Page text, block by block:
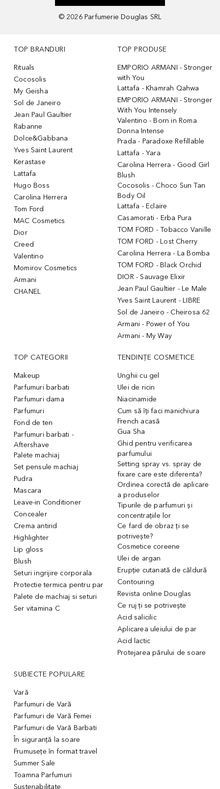
© 2026 Parfumerie Douglas SRL
TOP BRANDURI
Rituals
Cocosolis
My Geisha
Sol de Janeiro
Jean Paul Gaultier
Rabanne
Dolce&Gabbana
Yves Saint Laurent
Kerastase
Lattafa
Hugo Boss
Carolina Herrera
Tom Ford
MAC Cosmetics
Dior
Creed
Valentino
Momirov Cosmetics
Armani
CHANEL
TOP PRODUSE
EMPORIO ARMANI - Stronger
with You
Lattafa - Khamrah Qahwa
EMPORIO ARMANI - Stronger
With You Intensely
Valentino - Born in Roma
Donna Intense
Prada - Paradoxe Refillable
Lattafa - Yara
Carolina Herrera - Good Girl
Blush
Cocosolis - Choco Sun Tan
Body Oil
Lattafa - Eclaire
Casamorati - Erba Pura
TOM FORD - Tobacco Vanille
TOM FORD - Lost Cherry
Carolina Herrera - La Bomba
TOM FORD - Black Orchid
DIOR - Sauvage Elixir
Jean Paul Gaultier - Le Male
Yves Saint Laurent - LIBRE
Sol de Janeiro - Cheirosa 62
Armani - Power of You
Armani - My Way
TOP CATEGORII
Makeup
Parfumuri barbati
Parfumuri dama
Parfumuri
Fond de ten
Parfumuri barbati -
Aftershave
Palete machiaj
Set pensule machiaj
Pudra
Mascara
Leave-in Conditioner
Concealer
Crema antirid
Highlighter
Lip gloss
Blush
Seturi ingrijire corporala
Protectie termica pentru par
Palete de machiaj si seturi
Ser vitamina C
TENDINȚE COSMETICE
Unghii cu gel
Ulei de ricin
Niacinamide
Cum să îți faci manichiura
French acasă
Gua Sha
Ghid pentru verificarea
parfumului
Setting spray vs. spray de
fixare care este diferenta?
Ordinea corectă de aplicare
a produselor
Tipurile de parfumuri și
concentrațiile lor
Ce fard de obraz ți se
potrivește?
Cosmetice coreene
Ulei de argan
Erupție cutanată de căldură
Contouring
Revista online Douglas
Ce ruj ți se potrivește
Acid salicilic
Aplicarea uleiului de par
Acid lactic
Protejarea părului de soare
SUBIECTE POPULARE
Vară
Parfumuri de Vară
Parfumuri de Vară Femei
Parfumuri de Vară Barbati
În siguranță la soare
Frumusețe în format travel
Summer Sale
Toamna Parfumuri
Sustenabilitate